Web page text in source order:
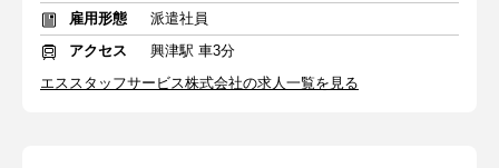
雇用形態
派遣社員
アクセス
興津駅 車3分
エススタッフサービス株式会社の求人一覧を見る